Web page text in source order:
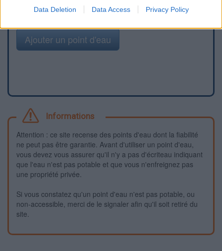
Data Deletion Data Access Privacy Policy
Signaler une erreur
Ajouter un point d'eau
Informations
Attention : ce site recense des points d'eau dont la fiabilité
ne peut pas être garantie. Avant d'utiliser un point d'eau,
vous devez vous assurer qu'il n'y a pas d'écriteau indiquant
que l'eau n'est pas potable et que vous n'enfreignez pas
une propriété privée.
Si vous constatez qu'un point d'eau n'est pas potable, ou
non-accessible, merci de le signaler afin qu'il soit retiré du
site.